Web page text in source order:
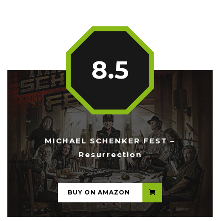
MICHAEL SCHENKER FEST –
Resurrection
8.5
...
BUY ON AMAZON